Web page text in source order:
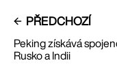
PŘEDCHOZÍ
Peking získává
Rusko a Indii